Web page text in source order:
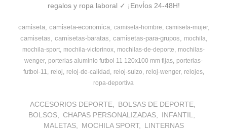
regalos y ropa laboral ✓ ¡EnvÍos 24-48H!
camiseta camiseta-economica camiseta-hombre camiseta-mujer
camisetas camisetas-baratas camisetas-para-grupos
mochila
mochila-sport mochila-victorinox mochilas-de-deporte
mochilas-
wenger porterias aluminio futbol 11 120x100 mm fijas porterias-
futbol-11
reloj reloj-de-calidad reloj-suizo reloj-wenger
relojes
ropa-deportiva
ACCESORIOS DEPORTE
BOLSAS DE DEPORTE
BOLSOS
CHAPAS PERSONALIZADAS
INFANTIL
MALETAS
MOCHILA SPORT
LINTERNAS